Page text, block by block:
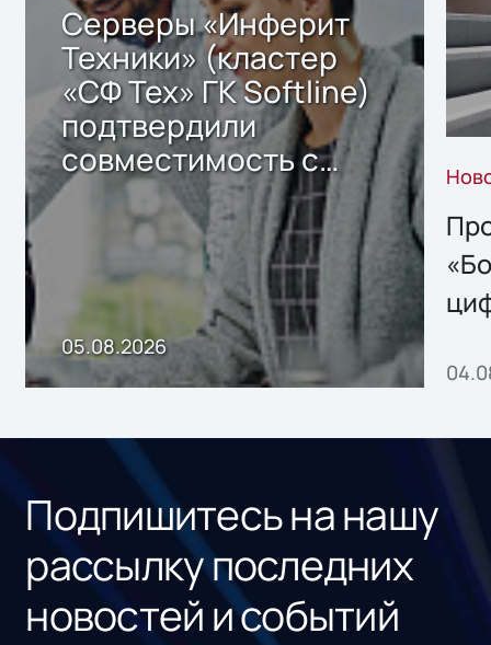
Серверы «Инферит
Техники» (кластер
«СФ Тех» ГК Softline)
подтвердили
совместимость с
решением Sharx
Storage 2.x для
хранения данных
05.08.2026
Подпишитесь на нашу
рассылку последних
новостей и событий